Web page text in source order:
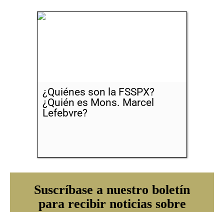
¿Quiénes son la FSSPX?
¿Quién es Mons. Marcel
Lefebvre?
Suscríbase a nuestro boletín
para recibir noticias sobre